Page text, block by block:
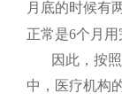
月底的时候有
正常是6个月用
因此，按
中，医疗机构